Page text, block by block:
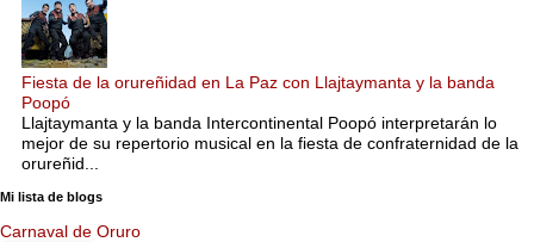
Fiesta de la orureñidad en La Paz con Llajtaymanta y la banda
Poopó
Llajtaymanta y la banda Intercontinental Poopó interpretarán lo
mejor de su repertorio musical en la fiesta de confraternidad de la
orureñid...
Mi lista de blogs
Carnaval de Oruro